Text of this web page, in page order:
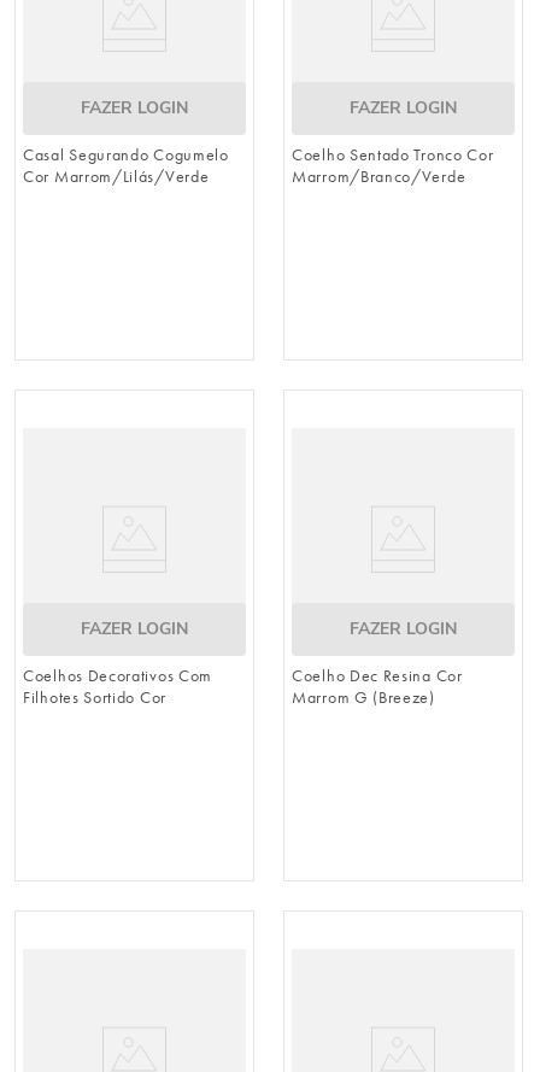
FAZER LOGIN
Casal Segurando Cogumelo
Cor Marrom/Lilás/Verde
FAZER LOGIN
Coelho Sentado Tronco Cor
Marrom/Branco/Verde
FAZER LOGIN
Coelhos Decorativos Com
Filhotes Sortido Cor
FAZER LOGIN
Coelho Dec Resina Cor
Marrom G (Breeze)